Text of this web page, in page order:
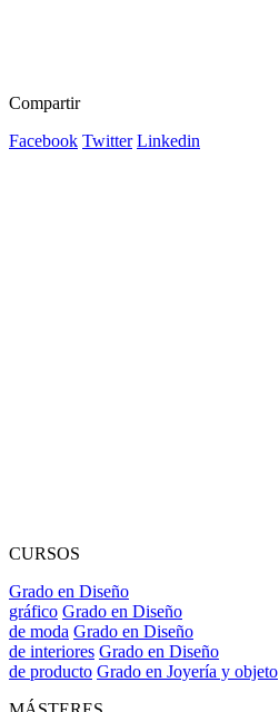
Compartir
Facebook Twitter Linkedin
CURSOS
Grado en Diseño
gráfico Grado en Diseño
de moda Grado en Diseño
de interiores Grado en Diseño
de producto Grado en Joyería y objeto